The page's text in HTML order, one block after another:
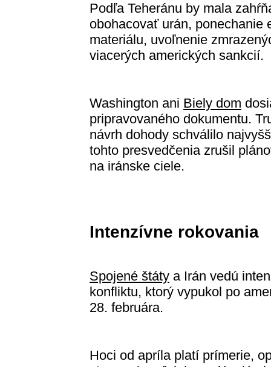
Podľa Teheránu by mala
obohacovať urán, ponechanie
materiálu, uvoľnenie
viacerých amerických sankcií.
Washington ani Biely dom
pripravovaného dokumentu.
návrh dohody schválilo
tohto presvedčenia zrušil
na iránske ciele.
Intenzívne rokovania
Spojené štáty a Irán vedú
konfliktu, ktorý vypukol po
28. februára.
Hoci od apríla platí prímerie,